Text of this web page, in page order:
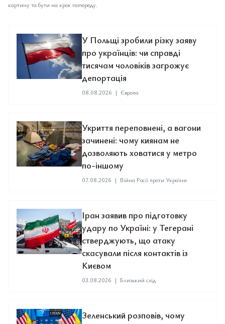
картину та бути на крок попереду.
У Польщі зробили різку заяву
про українців: чи справді
тисячам чоловіків загрожує
депортація
08.08.2026 | Європа
Укриття переповнені, а вагони
зачинені: чому киянам не
дозволяють ховатися у метро
по-іншому
07.08.2026 | Війна Росії проти України
Іран заявив про підготовку
удару по Україні: у Тегерані
стверджують, що атаку
скасували після контактів із
Києвом
03.08.2026 | Близький схід
Зеленський розповів, чому